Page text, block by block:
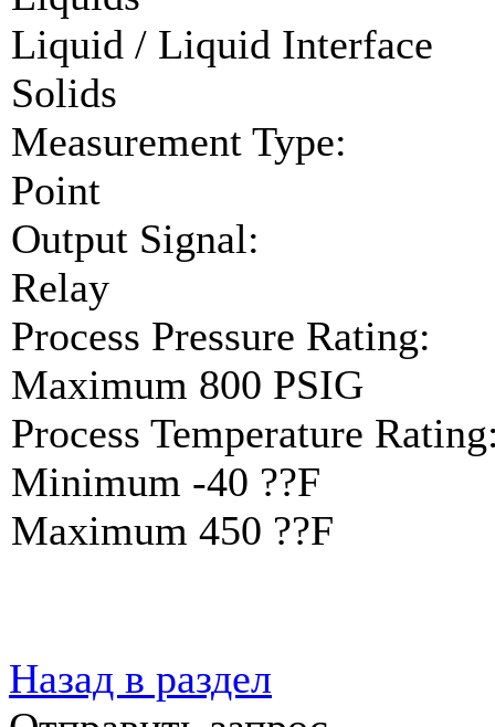
Liquid / Liquid Interface
Solids
Measurement Type:
Point
Output Signal:
Relay
Process Pressure Rating:
Maximum 800 PSIG
Process Temperature
Minimum -40 ??F
Maximum 450 ??F
Назад в раздел